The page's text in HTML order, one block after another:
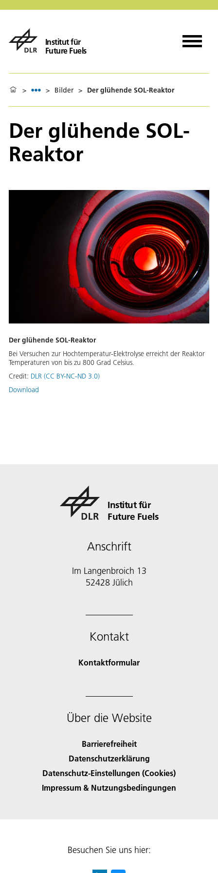
Institut für
Future Fuels
> > Bilder > Der glühende SOL-Reaktor
Der glühende SOL-
Reaktor
Der glühende SOL-Reaktor
Bei Versuchen zur Hochtemperatur-Elektrolyse erreicht der Reaktor
Temperaturen von bis zu 800 Grad Celsius.
Credit: DLR (CC BY-NC-ND 3.0)
Download
Institut für
Future Fuels
Anschrift
Im Langenbroich 13
52428 Jülich
Kontakt
Kontaktformular
Über die Website
Barrierefreiheit
Datenschutzerklärung
Datenschutz-Einstellungen (Cookies)
Impressum & Nutzungsbedingungen
Besuchen Sie uns hier: